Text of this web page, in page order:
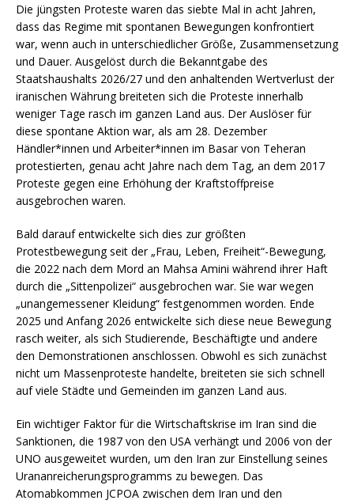
Die jüngsten Proteste waren das siebte Mal in acht Jahren,
dass das Regime mit spontanen Bewegungen konfrontiert
war, wenn auch in unterschiedlicher Größe, Zusammensetzung
und Dauer. Ausgelöst durch die Bekanntgabe des
Staatshaushalts 2026/27 und den anhaltenden Wertverlust der
iranischen Währung breiteten sich die Proteste innerhalb
weniger Tage rasch im ganzen Land aus. Der Auslöser für
diese spontane Aktion war, als am 28. Dezember
Händler*innen und Arbeiter*innen im Basar von Teheran
protestierten, genau acht Jahre nach dem Tag, an dem 2017
Proteste gegen eine Erhöhung der Kraftstoffpreise
ausgebrochen waren.
Bald darauf entwickelte sich dies zur größten
Protestbewegung seit der „Frau, Leben, Freiheit“-Bewegung,
die 2022 nach dem Mord an Mahsa Amini während ihrer Haft
durch die „Sittenpolizei“ ausgebrochen war. Sie war wegen
„unangemessener Kleidung“ festgenommen worden. Ende
2025 und Anfang 2026 entwickelte sich diese neue Bewegung
rasch weiter, als sich Studierende, Beschäftigte und andere
den Demonstrationen anschlossen. Obwohl es sich zunächst
nicht um Massenproteste handelte, breiteten sie sich schnell
auf viele Städte und Gemeinden im ganzen Land aus.
Ein wichtiger Faktor für die Wirtschaftskrise im Iran sind die
Sanktionen, die 1987 von den USA verhängt und 2006 von der
UNO ausgeweitet wurden, um den Iran zur Einstellung seines
Urananreicherungsprogramms zu bewegen. Das
Atomabkommen JCPOA zwischen dem Iran und den